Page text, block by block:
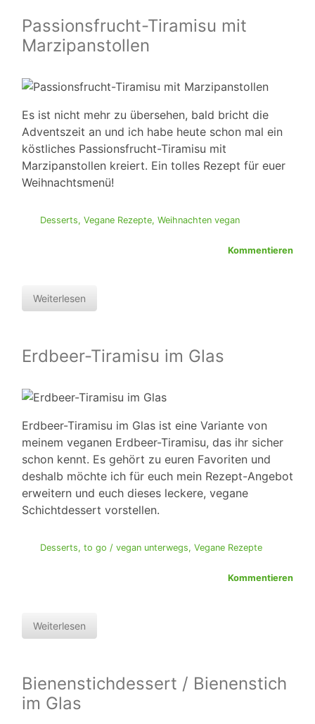
Passionsfrucht-Tiramisu mit
Marzipanstollen
Es ist nicht mehr zu übersehen, bald bricht die
Adventszeit an und ich habe heute schon mal ein
köstliches Passionsfrucht-Tiramisu mit
Marzipanstollen kreiert. Ein tolles Rezept für euer
Weihnachtsmenü!
Desserts, Vegane Rezepte, Weihnachten vegan
Kommentieren
Weiterlesen
Erdbeer-Tiramisu im Glas
Erdbeer-Tiramisu im Glas ist eine Variante von
meinem veganen Erdbeer-Tiramisu, das ihr sicher
schon kennt. Es gehört zu euren Favoriten und
deshalb möchte ich für euch mein Rezept-Angebot
erweitern und euch dieses leckere, vegane
Schichtdessert vorstellen.
Desserts, to go / vegan unterwegs, Vegane Rezepte
Kommentieren
Weiterlesen
Bienenstichdessert / Bienenstich
im Glas